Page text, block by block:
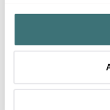
Samla in
kan ha en
Identifiera din
Ta reda på mer om hur
Du kan ändra eller dra
Låt dig